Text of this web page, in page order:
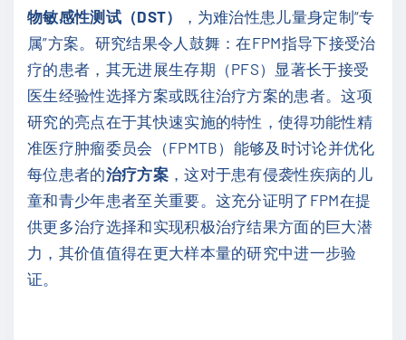
物敏感性测试（DST）
，为难治性患儿量身定制“专
属”方案。研究结果令人鼓舞：在FPM指导下接受治
疗的患者，其无进展生存期（PFS）显著长于接受
医生经验性选择方案或既往治疗方案的患者。这项
研究的亮点在于其快速实施的特性，使得功能性精
准医疗肿瘤委员会（FPMTB）能够及时讨论并优化
每位患者的治疗方案，这对于患有侵袭性疾病的儿
童和青少年患者至关重要。这充分证明了FPM在提
供更多治疗选择和实现积极治疗结果方面的巨大潜
力，其价值值得在更大样本量的研究中进一步验
证。